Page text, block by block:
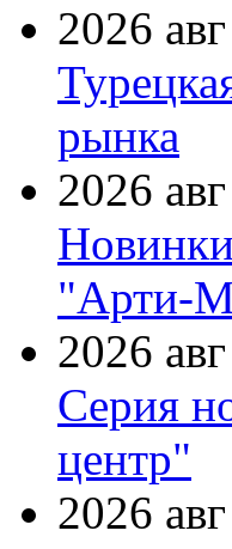
2026
рынка
2026
"Арти-
2026
Серия
центр"
2026